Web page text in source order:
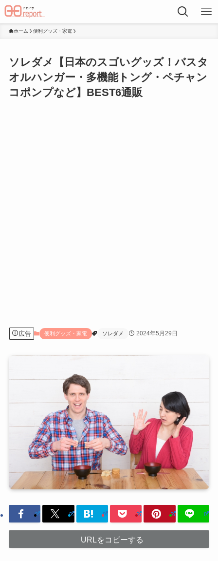
ホーム 便利グッズ・家電
ソレダメ【日本のスゴいグッズ！バスタ
オルハンガー・多機能トング・ペチャン
コポンプなど】BEST6通販
広告 便利グッズ・家電 ソレダメ 2024年5月29日
URLをコピーする